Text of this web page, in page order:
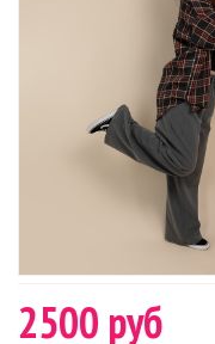
2500 руб